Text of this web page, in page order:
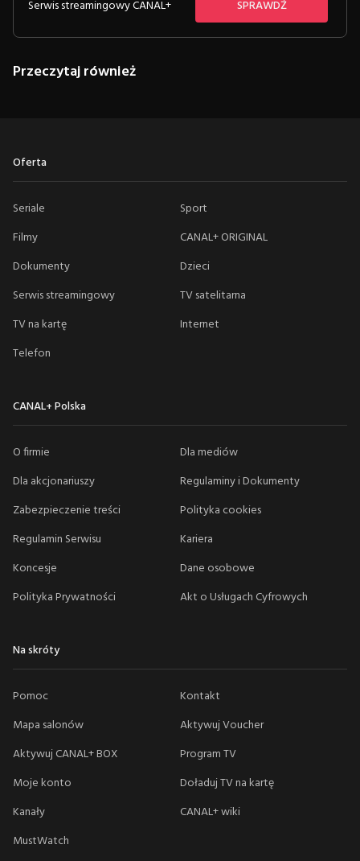
Serwis streamingowy CANAL+ SPRAWDŹ
Przeczytaj również
Oferta
Seriale
Sport
Filmy
CANAL+ ORIGINAL
Dokumenty
Dzieci
Serwis streamingowy
TV satelitarna
TV na kartę
Internet
Telefon
CANAL+ Polska
O firmie
Dla mediów
Dla akcjonariuszy
Regulaminy i Dokumenty
Zabezpieczenie treści
Polityka cookies
Regulamin Serwisu
Kariera
Koncesje
Dane osobowe
Polityka Prywatności
Akt o Usługach Cyfrowych
Na skróty
Pomoc
Kontakt
Mapa salonów
Aktywuj Voucher
Aktywuj CANAL+ BOX
Program TV
Moje konto
Doładuj TV na kartę
Kanały
CANAL+ wiki
MustWatch